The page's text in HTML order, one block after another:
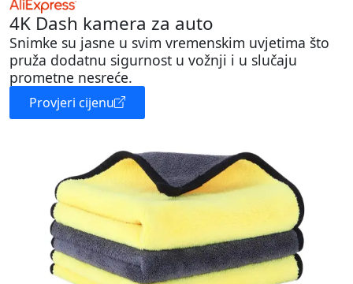
4K Dash kamera za auto
Snimke su jasne u svim vremenskim uvjetima što
pruža dodatnu sigurnost u vožnji i u slučaju
prometne nesreće.
Provjeri cijenu